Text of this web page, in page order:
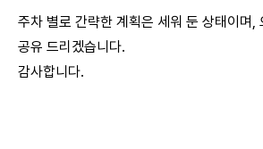
주차 별로 간략한 계획은 세워 둔 상태이며,
공유 드리겠습니다.
감사합니다.